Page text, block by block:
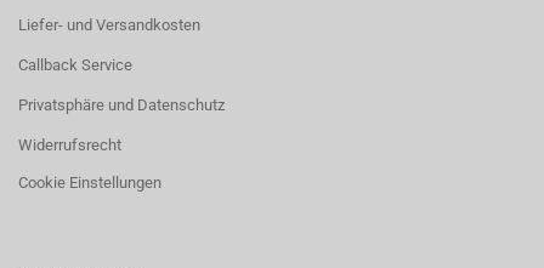
Liefer- und Versandkosten
Callback Service
Privatsphäre und Datenschutz
Widerrufsrecht
Cookie Einstellungen